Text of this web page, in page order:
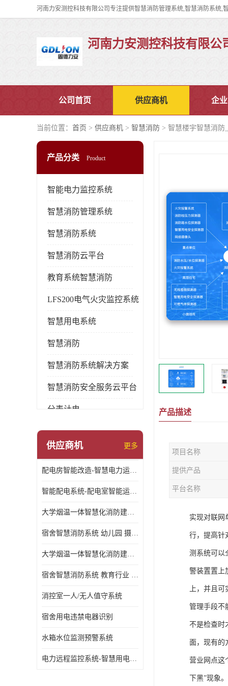
河南力安测控科技有限公
公司首页 供应商机 企
当前位置： 首页 > 供应商机 > 智慧消防 > 智慧楼宇智慧消防
产品分类 Product
智能电力监控系统
智慧消防管理系统
智慧消防系统
智慧消防云平台
教育系统智慧消防
LFS200电气火灾监控系统
智慧用电系统
智慧消防
智慧消防系统解决方案
智慧消防安全服务云平台
分表计电
环保用电监管系统
供应商机 更多
配电房智能改造-智慧电力运维云平台
智能配电系统-配电室智能运维监控系统-智能化配电系统平台厂家
大学烟温一体智慧化消防建设 大学校园 消防数字化
宿舍智慧消防系统 幼儿园 摄像头升级
大学烟温一体智慧化消防建设 培训机构 数字化
宿舍智慧消防系统 教育行业 摄像头升级
消控室一人/无人值守系统
宿舍用电违禁电器识别
水箱水位监测预警系统
电力远程监控系统-智慧用电安全监控管理系统
产品描述
项目名称
提供产品
平台名称
实现对联网
行，提高针
测系统可以
警装置置上
上，并且
管理手段不
不是检查时
面，现有的
营业网点这
下黑”现象